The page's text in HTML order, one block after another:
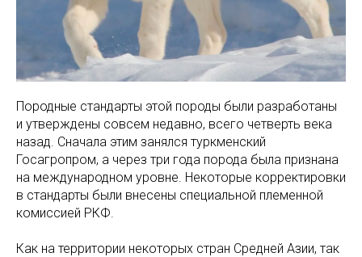
Породные стандарты этой породы были разработаны
и утверждены совсем недавно, всего четверть века
назад. Сначала этим занялся туркменский
Госагропром, а через три года порода была признана
на международном уровне. Некоторые корректировки
в стандарты были внесены специальной племенной
комиссией РКФ.
Как на территории некоторых стран Средней Азии, так